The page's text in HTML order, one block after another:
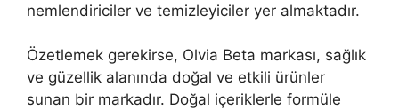
nemlendiriciler ve temizleyiciler yer almaktadır.
Özetlemek gerekirse, Olvia Beta markası, sağlık
ve güzellik alanında doğal ve etkili ürünler
sunan bir markadır. Doğal içeriklerle formüle